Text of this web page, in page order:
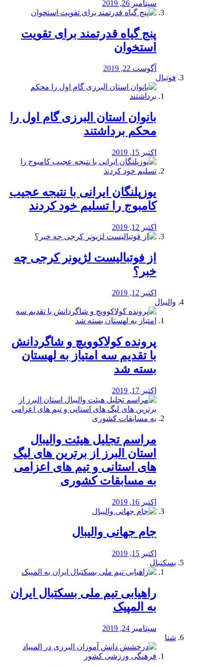
سپتامبر 26, 2019
پنج گیاه قدرتمند برای تقویت
استخوان
آگوست 22, 2019
فوتبال
بانوان استان البرزی گام اول را
محكم برداشتند
اکتبر 15, 2019
یوزپلنگان ایرانی با نتیجه عجیب
کامبوج را تسلیم خود کردند
اکتبر 12, 2019
از فوتبالیست لژیونر کرجی چه
خبر؟
اکتبر 12, 2019
والیبال
پرونده کولاکوویچ و شاگردانش
با تقدیم سه امتیاز به لهستان
بسته شد
اکتبر 17, 2019
مراسم تجلیل هیئت والیبال
استان البرز از برترین های لیگ
های استانی و تیم های اعزامی
به مسابقات کشوری
اکتبر 16, 2019
جام جهانی والیبال
اکتبر 15, 2019
بسکتبال
راهیابی تیم ملی بسکتبال ایران
به المپیک
سپتامبر 24, 2019
شنا